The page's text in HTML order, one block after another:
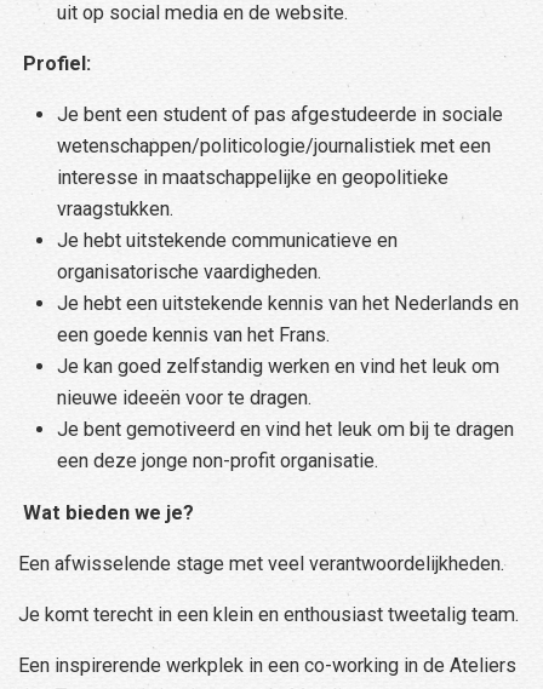
uit op social media en de website.
Profiel:
Je bent een student of pas afgestudeerde in sociale
wetenschappen/politicologie/journalistiek met een
interesse in maatschappelijke en geopolitieke
vraagstukken.
Je hebt uitstekende communicatieve en
organisatorische vaardigheden.
Je hebt een uitstekende kennis van het Nederlands en
een goede kennis van het Frans.
Je kan goed zelfstandig werken en vind het leuk om
nieuwe ideeën voor te dragen.
Je bent gemotiveerd en vind het leuk om bij te dragen
een deze jonge non-profit organisatie.
Wat bieden we je?
Een afwisselende stage met veel verantwoordelijkheden.
Je komt terecht in een klein en enthousiast tweetalig team.
Een inspirerende werkplek in een co-working in de Ateliers